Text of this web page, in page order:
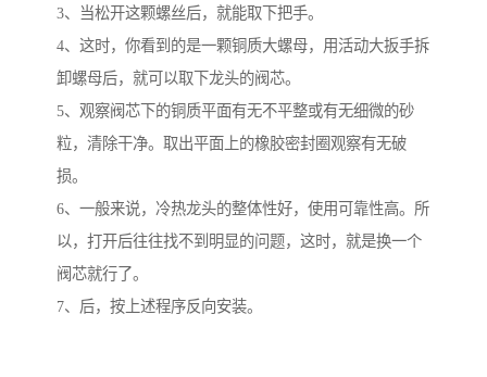
3、当松开这颗螺丝后，就能取下把手。
4、这时，你看到的是一颗铜质大螺母，用活动大扳手拆
卸螺母后，就可以取下龙头的阀芯。
5、观察阀芯下的铜质平面有无不平整或有无细微的砂
粒，清除干净。取出平面上的橡胶密封圈观察有无破
损。
6、一般来说，冷热龙头的整体性好，使用可靠性高。所
以，打开后往往找不到明显的问题，这时，就是换一个
阀芯就行了。
7、后，按上述程序反向安装。